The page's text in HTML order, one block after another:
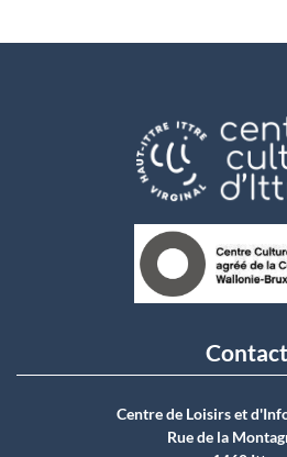
Contact
Centre de Loisirs et
Rue de la